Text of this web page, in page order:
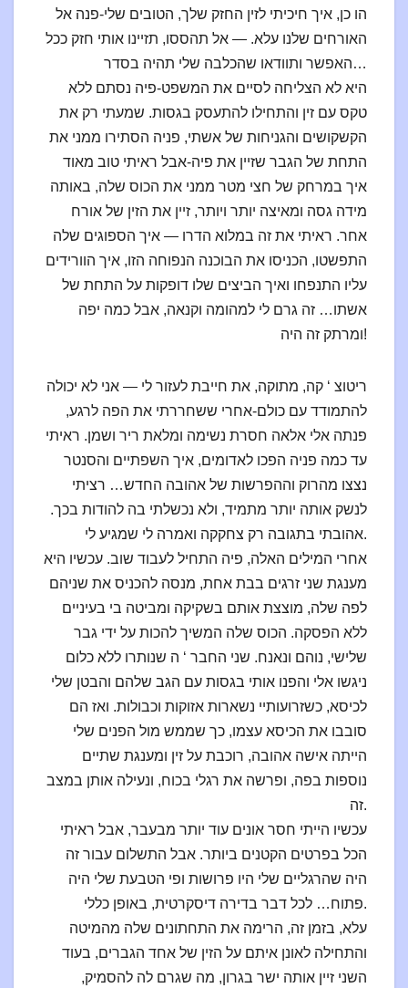
הו כן, איך חיכיתי לזין החזק שלך, הטובים שלי-פנה אל
האורחים שלנו עלא. — אל תהססו, תזיינו אותי חזק ככל
האפשר ותוודאו שהכלבה שלי תהיה בסדר…
היא לא הצליחה לסיים את המשפט-פיה נסתם ללא
טקס עם זין והתחילו להתעסק בגסות. שמעתי רק את
הקשקושים והגניחות של אשתי, פניה הסתירו ממני את
התחת של הגבר שזיין את פיה-אבל ראיתי טוב מאוד
איך במרחק של חצי מטר ממני את הכוס שלה, באותה
מידה גסה ומאיצה יותר ויותר, זיין את הזין של אורח
אחר. ראיתי את זה במלוא הדרו — איך הספוגים שלה
התפשטו, הכניסו את הבוכנה הנפוחה הזו, איך הוורידים
עליו התנפחו ואיך הביצים שלו דופקות על התחת של
אשתו… זה גרם לי למהומה וקנאה, אבל כמה יפה
ומרתק זה היה!
ריטוצ ‘ קה, מתוקה, את חייבת לעזור לי — אני לא יכולה
להתמודד עם כולם-אחרי ששחררתי את הפה לרגע,
פנתה אלי אלאה חסרת נשימה ומלאת ריר ושמן. ראיתי
עד כמה פניה הפכו לאדומים, איך השפתיים והסנטר
נצצו מהרוק וההפרשות של אהובה החדש… רציתי
לנשק אותה יותר מתמיד, ולא נכשלתי בה להודות בכך.
אהובתי בתגובה רק צחקקה ואמרה לי שמגיע לי.
אחרי המילים האלה, פיה התחיל לעבוד שוב. עכשיו היא
מענגת שני זרגים בבת אחת, מנסה להכניס את שניהם
לפה שלה, מוצצת אותם בשקיקה ומביטה בי בעיניים
ללא הפסקה. הכוס שלה המשיך להכות על ידי גבר
שלישי, נוהם ונאנח. שני החבר ‘ ה שנותרו ללא כלום
ניגשו אלי והפנו אותי בגסות עם הגב שלהם והבטן שלי
לכיסא, כשזרועותיי נשארות אזוקות וכבולות. ואז הם
סובבו את הכיסא עצמו, כך שממש מול הפנים שלי
הייתה אישה אהובה, רוכבת על זין ומענגת שתיים
נוספות בפה, ופרשה את רגלי בכוח, ונעילה אותן במצב
זה.
עכשיו הייתי חסר אונים עוד יותר מבעבר, אבל ראיתי
הכל בפרטים הקטנים ביותר. אבל התשלום עבור זה
היה שהרגליים שלי היו פרושות ופי הטבעת שלי היה
פתוח… לכל דבר בדירה דיסקרטית, באופן כללי.
עלא, בזמן זה, הרימה את התחתונים שלה מהמיטה
והתחילה לאונן איתם על הזין של אחד הגברים, בעוד
השני זיין אותה ישר בגרון, מה שגרם לה להסמיק,